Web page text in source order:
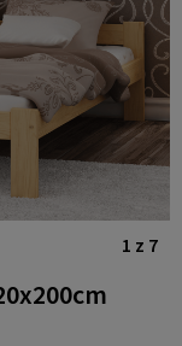
1 z 7